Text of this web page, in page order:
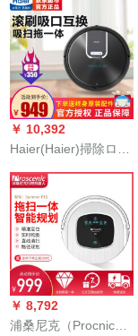
して、一体機を掃除
します。全自動知能
掃除機インテル家庭
用オーフです。
￥ 10,392
Haier(Haier)掃除ロボ
ット知能全自動掃除
機ウェルレットナの
一体機が拭く家庭用
掃除ボックスB-JD 5
D 5 H黒曜石
￥ 8,792
浦桑尼克（Procnic）